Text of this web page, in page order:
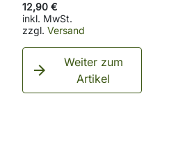
12,90 €
inkl. MwSt.
zzgl. Versand

Weiter zum
Artikel